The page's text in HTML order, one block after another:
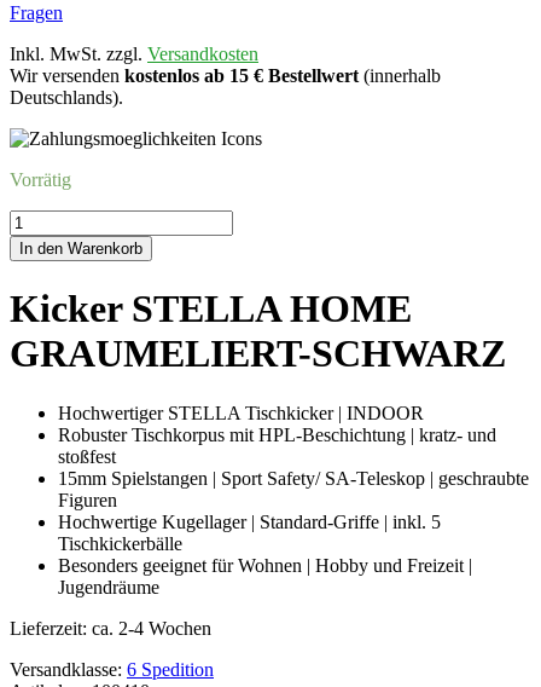
Fragen
Inkl. MwSt. zzgl. Versandkosten
Wir versenden kostenlos ab 15 € Bestellwert (innerhalb
Deutschlands).
Vorrätig
Kicker
STELLA
HOMEGRAUMELIERT-
Menge
In den Warenkorb
Kicker STELLA HOME
GRAUMELIERT-SCHWARZ
Hochwertiger STELLA Tischkicker | INDOOR
Robuster Tischkorpus mit HPL-Beschichtung | kratz- und
stoßfest
15mm Spielstangen | Sport Safety/ SA-Teleskop | geschraubte
Figuren
Hochwertige Kugellager | Standard-Griffe | inkl. 5
Tischkickerbälle
Besonders geeignet für Wohnen | Hobby und Freizeit |
Jugendräume
Lieferzeit: ca. 2-4 Wochen
Versandklasse: 6 Spedition